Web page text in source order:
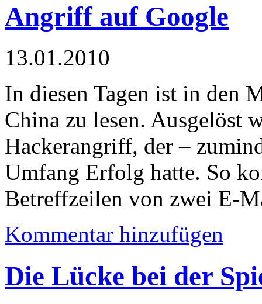
Angriff auf Google
13.01.2010
In diesen Tagen ist in den
China zu lesen. Ausgelöst
Hackerangriff, der –
Umfang Erfolg hatte. So
Betreffzeilen von zwei E-
Kommentar hinzufügen
Die Lücke bei der